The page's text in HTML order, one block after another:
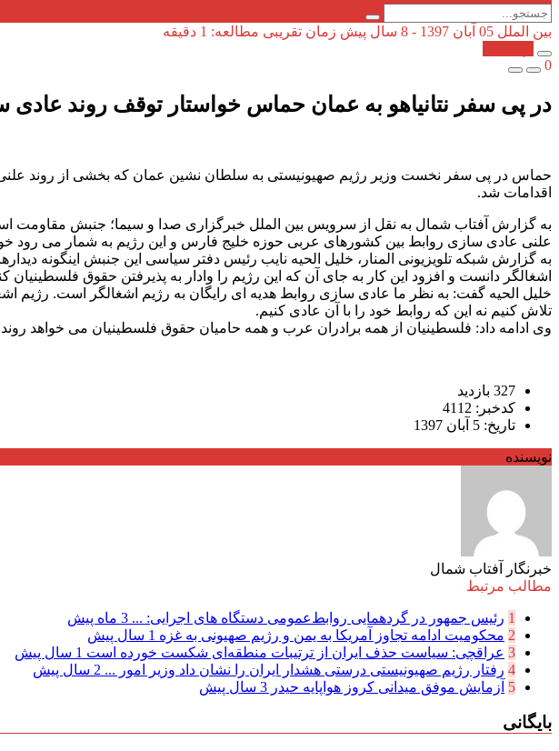
بین الملل 05 آبان 1397 - 8 سال پیش
زمان تقریبی مطالعه: 1 دقیقه
0
در پی سفر نتانیاهو به عمان حماس خواستار توقف روند عادی
حماس در پی سفر نخست وزیر رژیم صهیونیستی به سلطان نشین عمان که بخشی از روند
اقدامات شد.
به گزارش آفتاب شمال به نقل از سرویس بین الملل خبرگزاری صدا و سیما؛ جنبش
علنی عادی سازی روابط بین کشورهای عربی حوزه خلیج فارس و این رژیم به شمار می رود
به گزارش شبکه تلویزیونی المنار، خلیل الحیه نایب رئیس دفتر سیاسی این جنبش اینگونه
اشغالگر دانست و افزود این کار به جای آن که این رژیم را وادار به پذیرفتن حقوق فلسطینیان
خلیل الحیه گفت: به نظر ما عادی سازی روابط هدیه ای رایگان به رژیم اشغالگر است. رژیم
تلاش کنیم نه این که روابط خود را با آن عادی کنیم.
وی ادامه داد: فلسطینیان از همه برادران عرب و همه حامیان حقوق فلسطینیان می خواهد
327 بازدید
کدخبر: 4112
تاریخ: 5 آبان 1397
نویسنده
خبرنگار آفتاب شمال
مطالب مرتبط
1 رئیس جمهور در گردهمایی روابط‌عمومی دستگاه های اجرایی: ... 3 ماه پیش
2 محکومیت ادامه تجاوز آمریکا به یمن و رژیم صهیونی به غزه 1 سال پیش
3 عراقچی: سیاست حذف ایران از ترتیبات منطقه‌ای شکست خورده است 1 سال پیش
4 رفتار رژیم صهیونیستی درستی هشدار ایران را نشان داد وزیر امور ... 2 سال پیش
5 آزمایش موفق میدانی کروز هواپایه حیدر 3 سال پیش
بایگانی